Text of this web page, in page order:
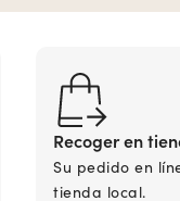
Recoger en
Su pedido en
tienda local.